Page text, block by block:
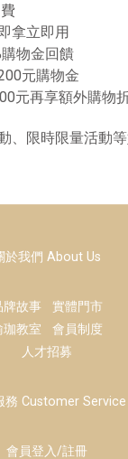
拿立即用
物金回饋
元購物金
元再享額外購物
、限時限量活動
於我們 About Us
牌故事 實體門市
珈教室 會員制度
人才招募
務 Customer Service
會員登入/註冊